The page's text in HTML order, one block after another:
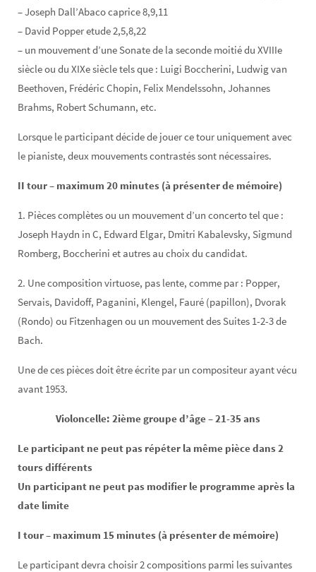
– Joseph Dall’Abaco caprice 8,9,11
– David Popper etude 2,5,8,22
– un mouvement d’une Sonate de la seconde moitié du XVIIIe
siècle ou du XIXe siècle tels que : Luigi Boccherini, Ludwig van
Beethoven, Frédéric Chopin, Felix Mendelssohn, Johannes
Brahms, Robert Schumann, etc.
Lorsque le participant décide de jouer ce tour uniquement avec
le pianiste, deux mouvements contrastés sont nécessaires.
II tour – maximum 20 minutes (à présenter de mémoire)
1. Pièces complètes ou un mouvement d’un concerto tel que :
Joseph Haydn in C, Edward Elgar, Dmitri Kabalevsky, Sigmund
Romberg, Boccherini et autres au choix du candidat.
2. Une composition virtuose, pas lente, comme par : Popper,
Servais, Davidoff, Paganini, Klengel, Fauré (papillon), Dvorak
(Rondo) ou Fitzenhagen ou un mouvement des Suites 1-2-3 de
Bach.
Une de ces pièces doit être écrite par un compositeur ayant vécu
avant 1953.
Violoncelle: 2ième groupe d’âge – 21-35 ans
Le participant ne peut pas répéter la même pièce dans 2
tours différents
Un participant ne peut pas modifier le programme après la
date limite
I tour – maximum 15 minutes (à présenter de mémoire)
Le participant devra choisir 2 compositions parmi les suivantes